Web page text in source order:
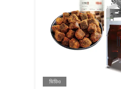
ভিডিও